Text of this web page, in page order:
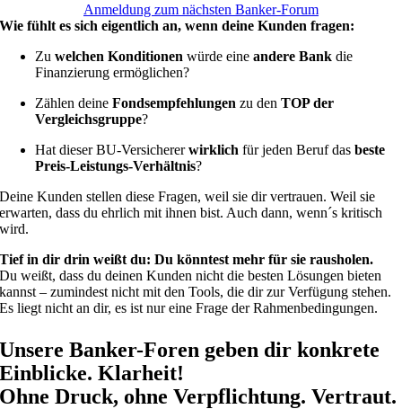
Anmeldung zum nächsten Banker-Forum
Wie fühlt es sich eigentlich an, wenn deine Kunden fragen:
Zuwelchen Konditionen würde eine andere Bank die
Finanzierung ermöglichen?
Zählen deineFondsempfehlungen zu denTOP der
Vergleichsgruppe?
Hat dieser BU-Versichererwirklich für jeden Beruf dasbeste
Preis-Leistungs-Verhältnis?
Deine Kunden stellen diese Fragen, weil sie dir vertrauen. Weil sie
erwarten, dass du ehrlich mit ihnen bist. Auch dann, wenn´s kritisch
wird.
Tief in dir drin weißt du: Du könntest mehr für sie rausholen.
Du weißt, dass du deinen Kunden nicht die besten Lösungen bieten
kannst – zumindest nicht mit den Tools, die dir zur Verfügung stehen.
Es liegt nicht an dir, es ist nur eine Frage der Rahmenbedingungen.
Unsere Banker-Foren geben dir konkrete
Einblicke. Klarheit!
Ohne Druck, ohne Verpflichtung. Vertraut.